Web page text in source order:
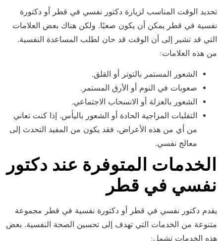
تحديد الوقت المناسب لزيارة دكتور نفسي في قطر أو دكتورة
نفسية في قطر يمكن أن يكون صعبًا. ولكن هناك بعض العلامات
التي قد تشير إلى أن الوقت قد حان لطلب المساعدة النفسية.
من هذه العلامات:
الشعور المستمر بالتوتر أو القلق.
صعوبات في النوم أو الأرق المستمر.
الشعور بالعزلة أو الانسحاب الاجتماعي.
التقلبات المزاجية الحادة أو الشعور باليأس. إذا كنت تعاني
من أي من هذه الأعراض، فقد يكون من المفيد التحدث إلى
معالج نفسي.
الخدمات المتوفرة عند دكتور
نفسي في قطر
يقدم دكتور نفسي في قطر أو دكتورة نفسية في قطر مجموعة
متنوعة من الخدمات التي تهدف إلى تحسين الصحة النفسية. بعض
هذه الخدمات تشمل: